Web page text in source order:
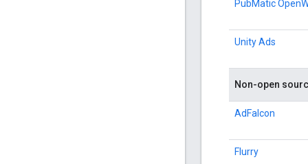
PubMatic
Unity Ads
Non-open
AdFalcon
Flurry